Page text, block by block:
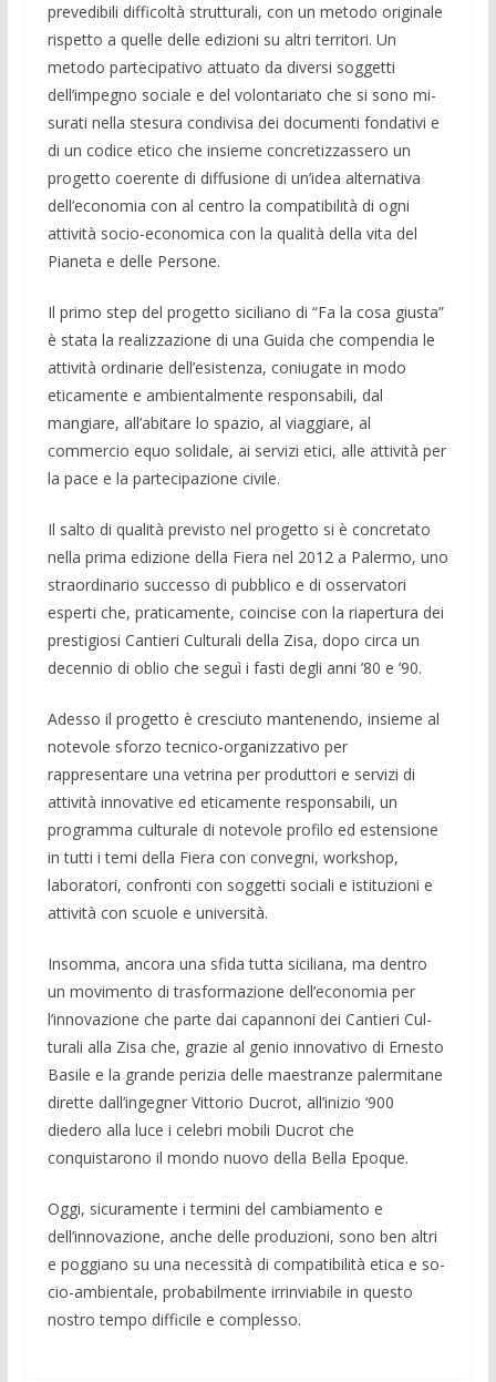
prevedibili difficoltà strutturali, con un metodo originale
ri­spetto a quelle delle edizioni su altri ter­ritori. Un
metodo partecipativo attuato da diversi soggetti
dell’impegno sociale e del volontariato che si sono mi­
surati nel­la stesura condivisa dei docu­menti fon­dativi e
di un codice etico che insieme concretizzassero un
progetto coerente di diffusione di un’idea alterna­tiva
dell’eco­nomia con al centro la com­patibilità di ogni
attività socio-economi­ca con la qua­lità della vita del
Pianeta e delle Persone.
Il primo step del progetto siciliano di “Fa la cosa giusta”
è stata la realizzazio­ne di una Guida che compendia le
attivi­tà ordinarie dell’esistenza, coniugate in modo
eticamente e ambientalmente re­sponsabili, dal
mangiare, all’abitare lo spazio, al viaggiare, al
commercio equo solidale, ai servizi etici, alle attività per
la pace e la partecipazione civile.
Il salto di qualità previsto nel pro­getto si è concretato
nella prima edizione del­la Fiera nel 2012 a Palermo, uno
straordinar­io successo di pubblico e di osser­vatori
esperti che, praticamente, coincise con la riapertura dei
prestigiosi Cantieri Culturali della Zisa, dopo circa un
decen­nio di oblio che seguì i fasti de­gli anni ’80 e ’90.
Adesso il progetto è cresciuto mante­nendo, insieme al
notevole sforzo tec­nico-organizzativo per
rappresentare una vetrina per produttori e servizi di
attività innovative ed eticamente responsabili, un
programma culturale di notevole profilo ed estensione
in tutti i temi della Fiera con convegni, workshop,
laboratori, con­fronti con soggetti sociali e istituzioni e
attività con scuole e università.
Insomma, ancora una sfida tutta sicilia­na, ma dentro
un movimento di trasfor­mazione dell’economia per
l’innovazione che parte dai capannoni dei Cantieri Cul­
turali alla Zisa che, grazie al genio inno­vativo di Ernesto
Basile e la grande peri­zia delle maestranze palermitane
dirette dall’ingegner Vittorio Ducrot, all’inizio ‘900
diedero alla luce i celebri mobili Ducrot che
conquistarono il mondo nuo­vo della Bella Epoque.
Oggi, sicuramente i termini del cam­biamento e
dell’innovazione, anche delle produzioni, sono ben altri
e poggiano su una necessità di compatibilità etica e so­
cio-ambientale, probabilmente irrinviabi­le in questo
nostro tempo difficile e com­plesso.